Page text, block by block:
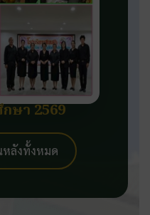
ษา 2569
ลังทั้งหมด